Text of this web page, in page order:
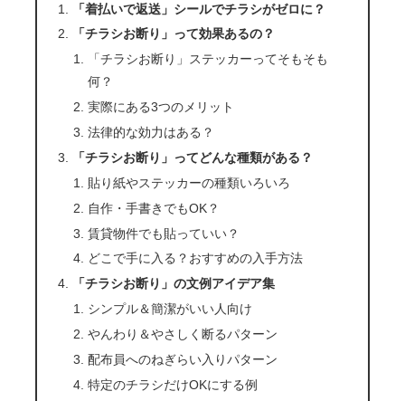
「着払いで返送」シールでチラシがゼロに？
「チラシお断り」って効果あるの？
「チラシお断り」ステッカーってそもそも
何？
実際にある3つのメリット
法律的な効力はある？
「チラシお断り」ってどんな種類がある？
貼り紙やステッカーの種類いろいろ
自作・手書きでもOK？
賃貸物件でも貼っていい？
どこで手に入る？おすすめの入手方法
「チラシお断り」の文例アイデア集
シンプル＆簡潔がいい人向け
やんわり＆やさしく断るパターン
配布員へのねぎらい入りパターン
特定のチラシだけOKにする例